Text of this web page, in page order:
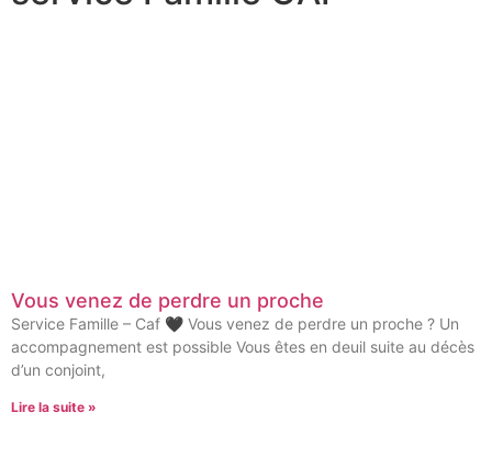
Vous venez de perdre un proche
Service Famille – Caf 🖤 Vous venez de perdre un proche ? Un
accompagnement est possible Vous êtes en deuil suite au décès
d’un conjoint,
Lire la suite »